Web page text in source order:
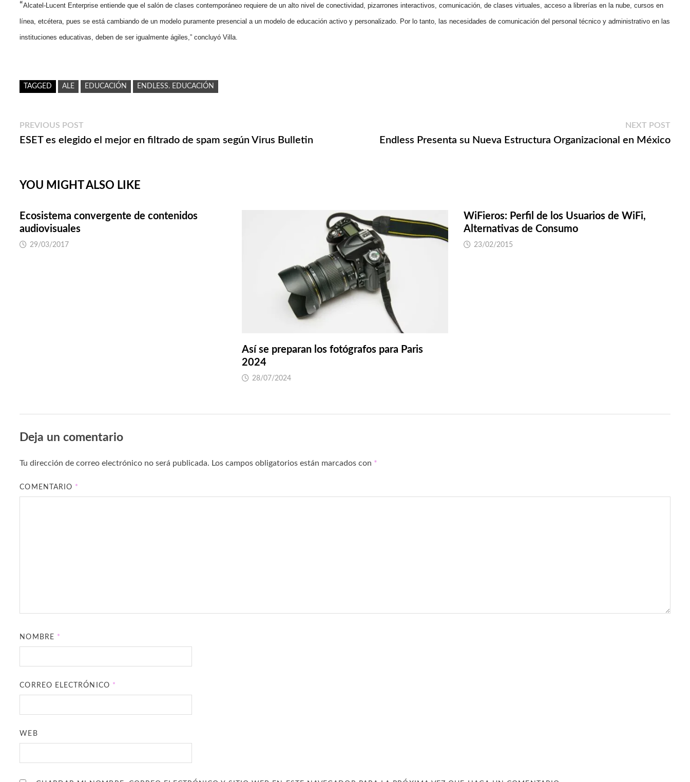
“Alcatel-Lucent Enterprise entiende que el salón de clases contemporáneo requiere de un alto nivel de conectividad, pizarrones interactivos, comunicación, de clases virtuales, acceso a librerías en la nube, cursos en
línea, etcétera, pues se está cambiando de un modelo puramente presencial a un modelo de educación activo y personalizado. Por lo tanto, las necesidades de comunicación del personal técnico y administrativo en las
instituciones educativas, deben de ser igualmente ágiles,” concluyó Villa.
TAGGED ALE EDUCACIÓN ENDLESS. EDUCACIÓN
Navegación
de
PREVIOUS POST
post:
ESET es elegido el mejor en filtrado de spam según Virus Bulletin
NEXT POSTNext
post:
Endless Presenta su Nueva Estructura Organizacional en México
YOU MIGHT ALSO LIKE
Ecosistema convergente de contenidos
audiovisuales
29/03/2017
Así se preparan los fotógrafos para Paris
2024
28/07/2024
WiFieros: Perfil de los Usuarios de WiFi,
Alternativas de Consumo
23/02/2015
Deja un comentario
Tu dirección de correo electrónico no será publicada. Los campos obligatorios están marcados con *
COMENTARIO *
NOMBRE *
CORREO ELECTRÓNICO *
WEB